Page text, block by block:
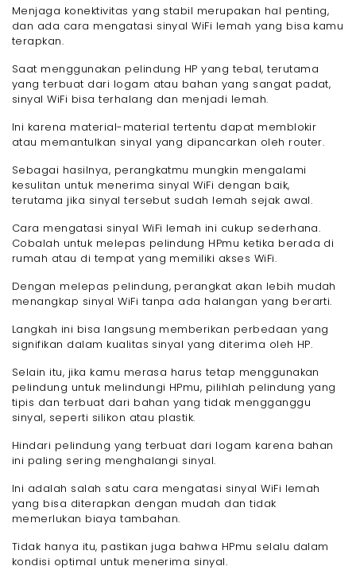
Menjaga konektivitas yang stabil merupakan hal penting,
dan ada cara mengatasi sinyal WiFi lemah yang bisa kamu
terapkan.
Saat menggunakan pelindung HP yang tebal, terutama
yang terbuat dari logam atau bahan yang sangat padat,
sinyal WiFi bisa terhalang dan menjadi lemah.
Ini karena material-material tertentu dapat memblokir
atau memantulkan sinyal yang dipancarkan oleh router.
Sebagai hasilnya, perangkatmu mungkin mengalami
kesulitan untuk menerima sinyal WiFi dengan baik,
terutama jika sinyal tersebut sudah lemah sejak awal.
Cara mengatasi sinyal WiFi lemah ini cukup sederhana.
Cobalah untuk melepas pelindung HPmu ketika berada di
rumah atau di tempat yang memiliki akses WiFi.
Dengan melepas pelindung, perangkat akan lebih mudah
menangkap sinyal WiFi tanpa ada halangan yang berarti.
Langkah ini bisa langsung memberikan perbedaan yang
signifikan dalam kualitas sinyal yang diterima oleh HP.
Selain itu, jika kamu merasa harus tetap menggunakan
pelindung untuk melindungi HPmu, pilihlah pelindung yang
tipis dan terbuat dari bahan yang tidak mengganggu
sinyal, seperti silikon atau plastik.
Hindari pelindung yang terbuat dari logam karena bahan
ini paling sering menghalangi sinyal.
Ini adalah salah satu cara mengatasi sinyal WiFi lemah
yang bisa diterapkan dengan mudah dan tidak
memerlukan biaya tambahan.
Tidak hanya itu, pastikan juga bahwa HPmu selalu dalam
kondisi optimal untuk menerima sinyal.